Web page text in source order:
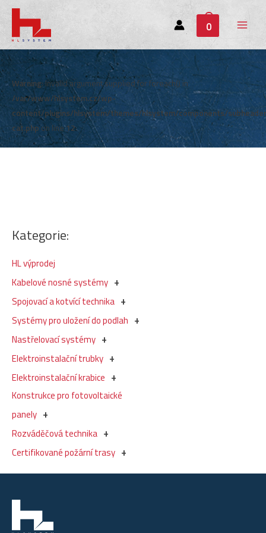
0
Main
Menu
Kategorie:
HL výprodej
Kabelové nosné systémy
Spojovací a kotvící technika
Systémy pro uložení do podlah
Nastřelovací systémy
Elektroinstalační trubky
Elektroinstalační krabice
Konstrukce pro fotovoltaické
panely
Rozváděčová technika
Certifikované požární trasy
Warning: Invalid argument supplied for foreach() in
/var/www/hlsystem.cz/wp-
content/plugins/hlsystem/themes/hlsystem/components/
cat.phpon line12